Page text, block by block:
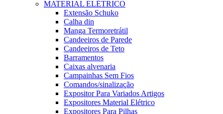
MATERIAL ELÉTRICO
Extensão Schuko
Calha din
Manga Termoretrátil
Candeeiros de Parede
Candeeiros de Teto
Barramentos
Caixas alvenaria
Campainhas Sem Fios
Comandos/sinalização
Expositor Para Variados Artigos
Expositores Material Elétrico
Expositores Para Pilhas